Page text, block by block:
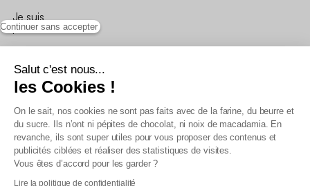
Continuer sans accepter
Salut c'est nous...
les Cookies !
On le sait, nos cookies ne sont pas faits avec de la farine, du beurre et
du sucre. Ils n’ont ni pépites de chocolat, ni noix de macadamia. En
revanche, ils sont super utiles pour vous proposer des contenus et
publicités ciblées et réaliser des statistiques de visites.
Vous êtes d’accord pour les garder ?
Lire la politique de confidentialité
Je suis
professionnel
Conditions générales de vente
Conditions générales du programme de fidélité
Charte de données personnelles
Conditions générales de vente Pro
Déclaration d’accessibilité